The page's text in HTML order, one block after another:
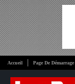
Accueil Page De Démarrage